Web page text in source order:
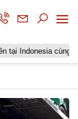
cùng các đài